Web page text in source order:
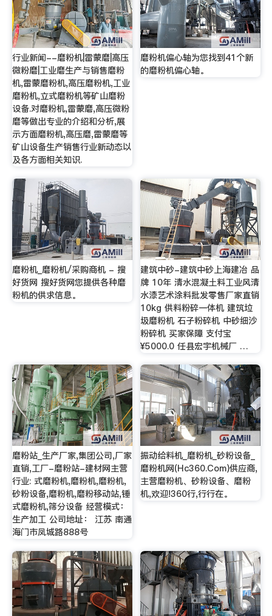
行业新闻--磨粉机|雷蒙磨|高压
微粉磨|工业磨生产与销售磨粉
机,雷蒙磨粉机,高压磨粉机,工业
磨粉机,立式磨粉机等矿山磨粉
设备.对磨粉机,雷蒙磨,高压微粉
磨等做出专业的介绍和分析,展
示方面磨粉机,高压磨,雷蒙磨等
矿山设备生产销售行业新动态以
及各方面相关知识.
磨粉机偏心轴为您找到41个新
的磨粉机偏心轴。
磨粉机_磨粉机/采购商机 - 搜
好货网 搜好货网您提供各种磨
粉机的供求信息。
建筑中砂-建筑中砂上海建冶 品
牌 10年 清水混凝土料工业风清
水漆艺术涂料批发零售厂家直销
10kg 供料粉碎一体机 建筑垃
圾磨粉机 石子粉碎机 中砂细沙
粉碎机 买家保障 支付宝
¥5000.0 任县宏宇机械厂 …
磨粉站_生产厂家,集团公司,厂家
直销,工厂-磨粉站-建材网主营
行业: 式磨粉机,磨粉机,磨粉机,
砂粉设备,磨粉机,磨粉移动站,锤
式磨粉机,筛分设备 经营模式：
生产加工 公司地址： 江苏 南通
海门市凤城路888号
振动给料机_磨粉机_砂粉设备_
磨粉机网(Hc360.Com)供应商,
主营磨粉机、砂粉设备、磨粉
机,欢迎!360行,行行在。